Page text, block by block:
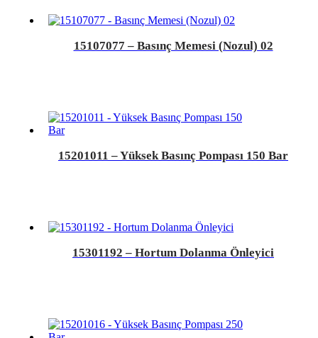
15107077 – Basınç Memesi (Nozul) 02
15201011 – Yüksek Basınç Pompası 150 Bar
15301192 – Hortum Dolanma Önleyici